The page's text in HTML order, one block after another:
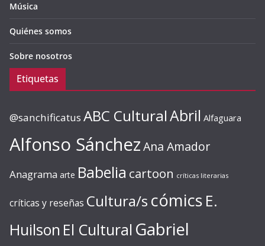
Música
Quiénes somos
Sobre nosotros
Etiquetas
@sanchificatus ABC CulturalAbril Alfaguara
Alfonso SánchezAna Amador
Anagrama arte Babelia cartoon críticas literarias
críticas y reseñas Cultura/s cómics E.
Huilson El Cultural Gabriel